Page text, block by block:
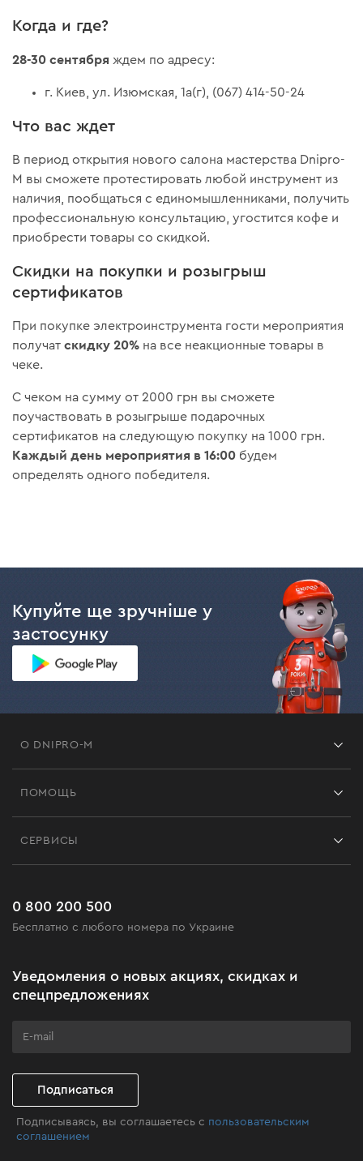
Когда и где?
28-30 сентября ждем по адресу:
г. Киев, ул. Изюмская, 1а(г), (067) 414-50-24
Что вас ждет
В период открытия нового салона мастерства Dnipro-
M вы сможете протестировать любой инструмент из
наличия, пообщаться с единомышленниками, получить
профессиональную консультацию, угостится кофе и
приобрести товары со скидкой.
Скидки на покупки и розыгрыш
сертификатов
При покупке электроинструмента гости мероприятия
получат скидку 20% на все неакционные товары в
чеке.
С чеком на сумму от 2000 грн вы сможете
поучаствовать в розыгрыше подарочных
сертификатов на следующую покупку на 1000 грн.
Каждый день мероприятия в 16:00 будем
определять одного победителя.
Купуйте ще зручніше у
застосунку
О DNIPRO-M
Черная пятница
Клуб мастерства
ПОМОЩЬ
Часто задаваемые вопросы
СЕРВИСЫ
0 800 200 500
Бесплатно с любого номера по Украине
Уведомления о новых акциях, скидках и
спецпредложениях
Подписаться
Подписываясь, вы соглашаетесь с пользовательским
соглашением